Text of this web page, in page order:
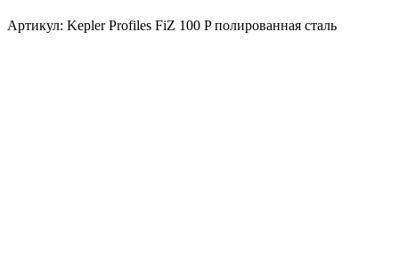
Артикул: Kepler Profiles FiZ 100 P полированная сталь